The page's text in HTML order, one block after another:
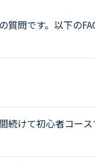
質問です。以下の
程（払った期間分
...
続けて初心者コー
Short
が、ど...